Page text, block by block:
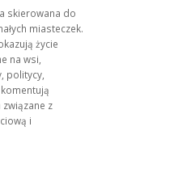
skierowana do
miasteczek.
życie
na wsi,
politycy,
z
i